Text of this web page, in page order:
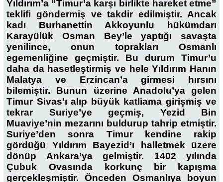
Yıldırım’a “Timur’a karşı birlikte hareket etme”
teklifi göndermiş ve takdir edilmiştir. Ancak
kadı Burhanettin Akkoyunlu hükümdarı
Karayülük Osman Bey’le yaptığı savaşta
yenilince, onun toprakları Osmanlı
egemenliğine geçmiştir. Bu durum Timur’u
daha da hasetleştirmiş ve hele Yıldırım Hanın
Malatya ve Erzincan’a girmesi hırsını
bilemiştir. Bunun üzerine Anadolu’ya gelen
Timur Sivas’ı alıp büyük katliama girişmiş ve
tekrar Suriye’ye geçmiş, Yezid Bin
Muaviye’nin mezarını buldurup tahrip etmiştir.
Suriye’den sonra Timur kendine rakip
gördüğü Yıldırım Bayezid’ı halletmek üzere
dönüp Ankara’ya gelmiştir. 1402 yılında
Çubuk Ovasında korkunç bir kapışma
gerçekleşmiştir. Önceden Osmanlıya boyun